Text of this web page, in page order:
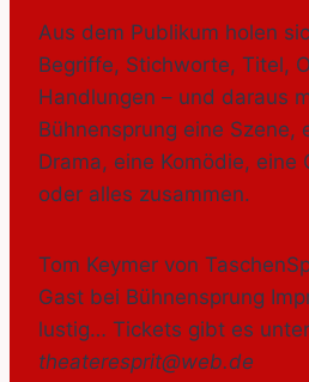
Aus dem Publikum holen
Begriffe, Stichworte, Titel,
Handlungen – und daraus
Bühnensprung eine Szene,
Drama, eine Komödie, eine
oder alles zusammen.
Tom Keymer von
Gast bei Bühnensprung
lustig… Tickets gibt es unter
theateresprit@web.de